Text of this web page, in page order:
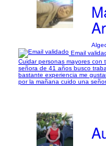
Email
Cuidar personas mayores con
señora de 41 años busco
bastante experiencia me
por la mañana cuido una